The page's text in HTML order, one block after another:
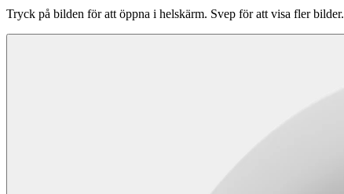
Tryck på bilden för att öppna i helskärm. Svep för att visa fler bilder.